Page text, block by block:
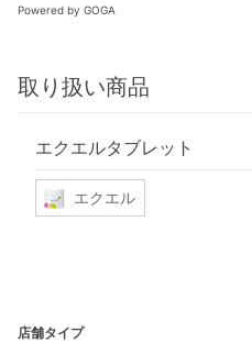
Powered by GOGA
取り扱い商品
エクエルタブレット
エクエル
店舗タイプ